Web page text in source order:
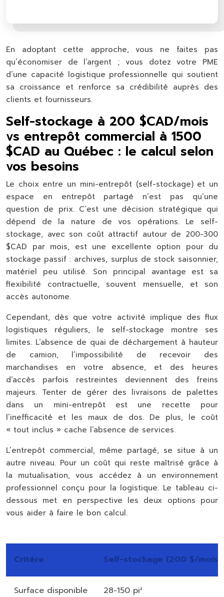
En adoptant cette approche, vous ne faites pas
qu’économiser de l’argent ; vous dotez votre PME
d’une capacité logistique professionnelle qui soutient
sa croissance et renforce sa crédibilité auprès des
clients et fournisseurs.
Self-stockage à 200 $CAD/mois
vs entrepôt commercial à 1500
$CAD au Québec : le calcul selon
vos besoins
Le choix entre un mini-entrepôt (self-stockage) et un
espace en entrepôt partagé n’est pas qu’une
question de prix. C’est une décision stratégique qui
dépend de la nature de vos opérations. Le self-
stockage, avec son coût attractif autour de 200-300
$CAD par mois, est une excellente option pour du
stockage passif : archives, surplus de stock saisonnier,
matériel peu utilisé. Son principal avantage est sa
flexibilité contractuelle, souvent mensuelle, et son
accès autonome.
Cependant, dès que votre activité implique des flux
logistiques réguliers, le self-stockage montre ses
limites. L’absence de quai de déchargement à hauteur
de camion, l’impossibilité de recevoir des
marchandises en votre absence, et des heures
d’accès parfois restreintes deviennent des freins
majeurs. Tenter de gérer des livraisons de palettes
dans un mini-entrepôt est une recette pour
l’inefficacité et les maux de dos. De plus, le coût
« tout inclus » cache l’absence de services.
L’entrepôt commercial, même partagé, se situe à un
autre niveau. Pour un coût qui reste maîtrisé grâce à
la mutualisation, vous accédez à un environnement
professionnel conçu pour la logistique. Le tableau ci-
dessous met en perspective les deux options pour
vous aider à faire le bon calcul.
Critère Self-stockage (200 $/mois)
Surface disponible 28-150 pi²